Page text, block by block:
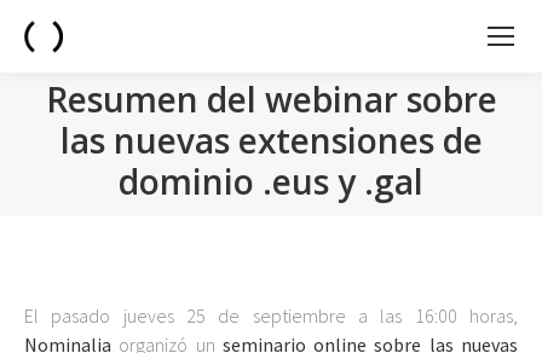
Resumen del webinar sobre
las nuevas extensiones de
dominio .eus y .gal
El pasado jueves 25 de septiembre a las 16:00 horas,
Nominalia organizó un seminario online sobre las nuevas